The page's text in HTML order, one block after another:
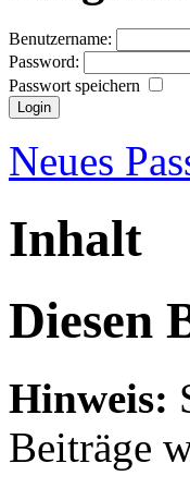
Benutzername:
Password:
Passwort speichern
Neues
Inhalt
Diesen
Hinweis:
Beiträge